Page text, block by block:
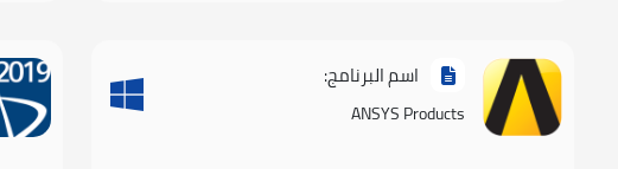
اسم البرنامج:
ANSYS Products